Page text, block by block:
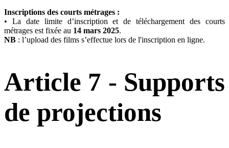
Inscriptions des courts métrages :
•
La date limite d’inscription et de téléchargement des courts
métrages est fixée au 14 mars 2025.
NB : l’upload des films s’effectue lors de l'inscription en ligne.
Article 7 - Supports
de projections